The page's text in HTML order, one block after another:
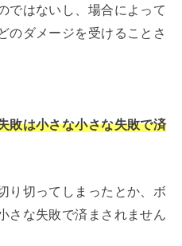
ではないし、場合によって
のダメージを受けることさ
敗は小さな小さな失敗で済
り切ってしまったとか、ボ
さな失敗で済まされません